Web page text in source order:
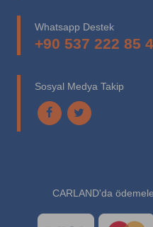
Whatsapp Destek
+90 537 222 85
Sosyal Medya Takip
CARLAND'da